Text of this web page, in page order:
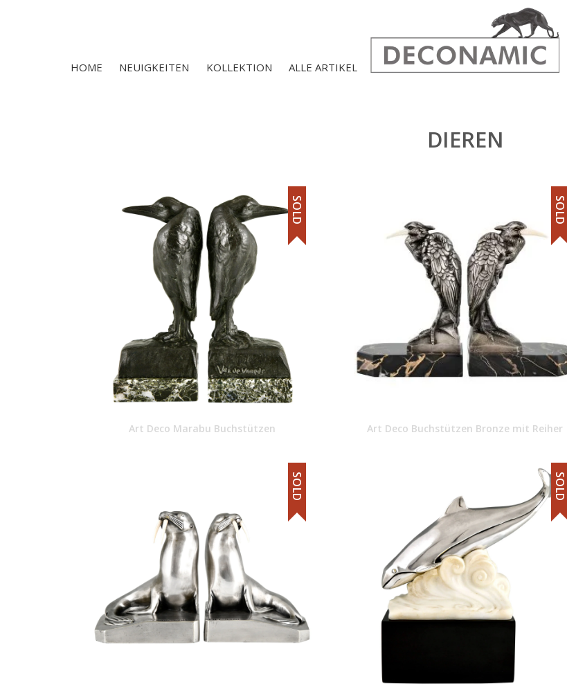
HOME NEUIGKEITEN KOLLEKTION ALLE ARTIKEL
DIEREN
Art Deco Marabu Buchstützen
SOLD
Art Deco Buchstützen Bronze mit Reiher
SOLD
SOLD SOLD